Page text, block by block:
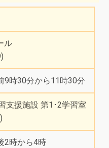
ル
9時30分から11時30分
支援施設 第1･2学習室
2時から4時